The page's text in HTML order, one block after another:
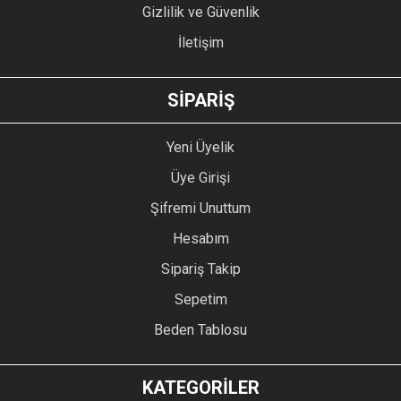
GÖNDER
Gizlilik ve Güvenlik
İletişim
SİPARİŞ
Yeni Üyelik
Üye Girişi
Şifremi Unuttum
Hesabım
Sipariş Takip
Sepetim
Beden Tablosu
KATEGORİLER